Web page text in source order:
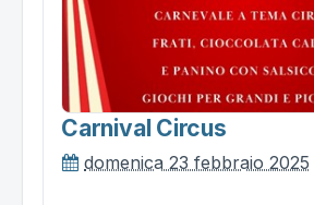
Carnival Circus
domenica 23 febbraio 2025